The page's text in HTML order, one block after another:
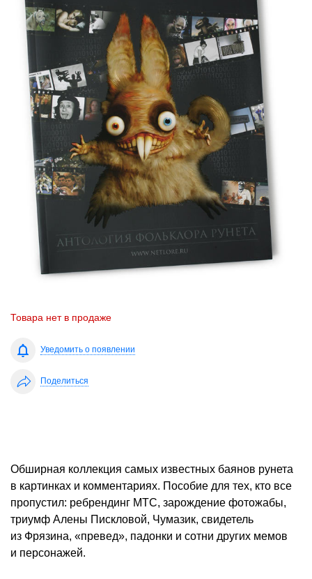
Товара нет в продаже
Уведомить о появлении
Поделиться
Обширная коллекция самых известных баянов рунета
в картинках и комментариях. Пособие для тех, кто все
пропустил: ребрендинг МТС, зарождение фотожабы,
триумф Алены Пискловой, Чумазик, свидетель
из Фрязина, «превед», падонки и сотни других мемов
и персонажей.